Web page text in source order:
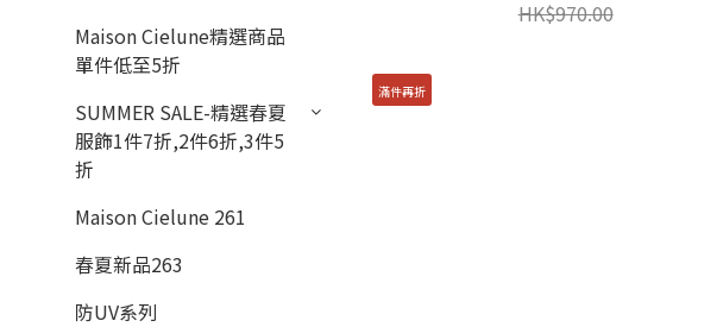
Maison Cielune精選商品
單件低至5折
SUMMER SALE-精選春夏
服飾1件7折,2件6折,3件5
折
Maison Cielune 261
春夏新品263
防UV系列
HK$970.00
滿件再折